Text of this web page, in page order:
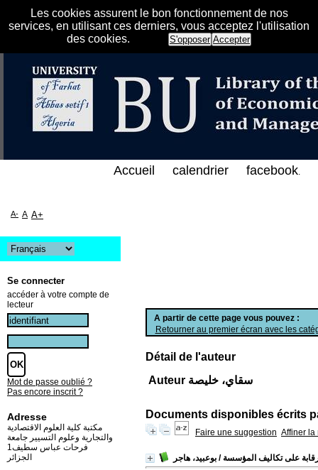
Les cookies assurent le bon fonctionnement de nos
services, en utilisant ces derniers, vous acceptez l'utilisation
des cookies.
S'opposer Accepter
الإلكتروني على الخط المباشر لمكتبة كلية
A partir de cette page vous pouvez :
Retourner au premier écran avec les
Détail de l'auteur
Auteur سقاي، خليصة
Documents disponibles écrits
Faire une suggestion Affiner la
على تكاليف المؤسسة / بوعبيد، هاجر
Accueil calendrier facebook.
A- A A+
Se connecter
accéder à votre compte de
lecteur
Mot de passe oublié ?
Pas encore inscrit ?
Adresse
مكتبة كلية العلوم الاقتصادية
والتجارية وعلوم التسيير جامعة
فرحات عباس سطيف1
الجزائر